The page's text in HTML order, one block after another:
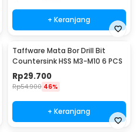
+ Keranjang
Taffware Mata Bor Drill Bit
Countersink HSS M3-M10 6 PCS
Rp29.700
Rp54.900 46%
+ Keranjang